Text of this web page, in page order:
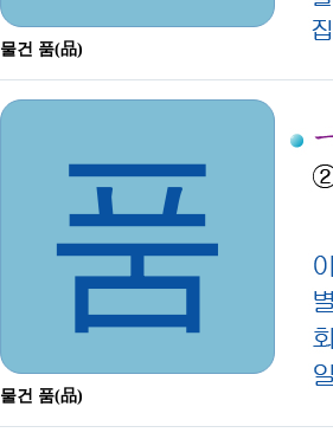
물건 품(品)
품
물건 품(品)